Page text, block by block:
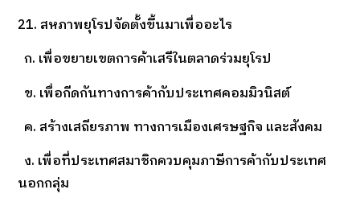
21. สหภาพยุโรปจัดตั้งขึ้นมาเพื่ออะไร
ก. เพื่อขยายเขตการค้าเสรีในตลาดร่วมยุโรป
ข. เพื่อกีดกันทางการค้ากับประเทศคอมมิวนิสต์
ค. สร้างเสถียรภาพ ทางการเมืองเศรษฐกิจ และสังคม
ง. เพื่อที่ประเทศสมาชิกควบคุมภาษีการค้ากับประเทศ
นอกกลุ่ม